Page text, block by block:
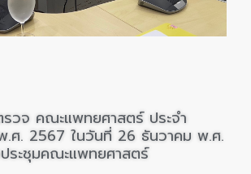
รวจ คณะแพทยศาสตร์ ประจำ
.ศ. 2567 ในวันที่ 26 ธันวาคม พ.ศ.
ะชุมคณะแพทยศาสตร์